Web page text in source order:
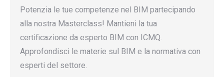
Potenzia le tue competenze nel BIM partecipando
alla nostra Masterclass! Mantieni la tua
certificazione da esperto BIM con ICMQ.
Approfondisci le materie sul BIM e la normativa con
esperti del settore.